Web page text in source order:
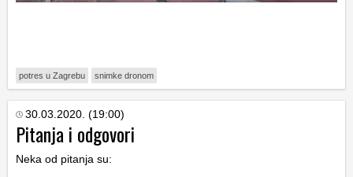
potres u Zagrebu snimke dronom
30.03.2020. (19:00)
Pitanja i odgovori
Neka od pitanja su: